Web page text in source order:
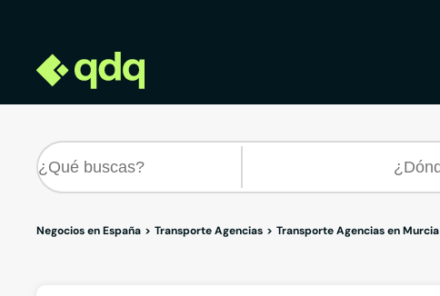
Negocios en España Transporte Agencias Transporte Agencias en Murcia